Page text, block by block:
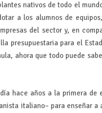
nativos de todo el
a los alumnos de
del sector y, en
presupuestaria para el
ahora que todo puede
hace años a la primera de
italiano– para enseñar